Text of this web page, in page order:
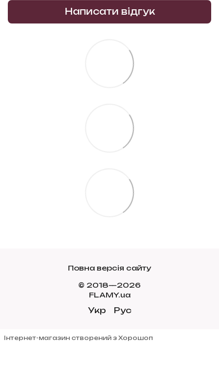
Написати відгук
Повна версія сайту
© 2018—2026
FLAMY.ua
Укр Рус
Інтернет-магазин створений з Хорошоп